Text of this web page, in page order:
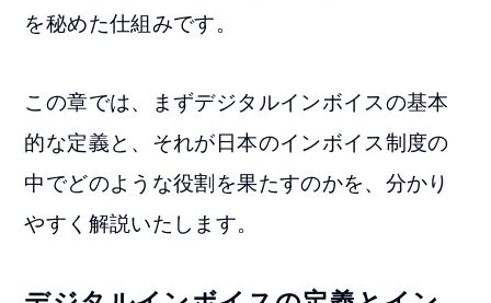
を秘めた仕組みです。
この章では、まずデジタルインボイスの基本
的な定義と、それが日本のインボイス制度の
中でどのような役割を果たすのかを、分かり
やすく解説いたします。